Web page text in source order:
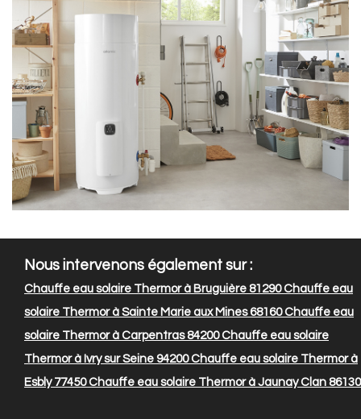
Nous intervenons également sur :
Chauffe eau solaire Thermor à Bruguière 81290Chauffe eau
solaire Thermor à Sainte Marie aux Mines 68160Chauffe eau
solaire Thermor à Carpentras 84200Chauffe eau solaire
Thermor à Ivry sur Seine 94200Chauffe eau solaire Thermor à
Esbly 77450Chauffe eau solaire Thermor à Jaunay Clan 86130